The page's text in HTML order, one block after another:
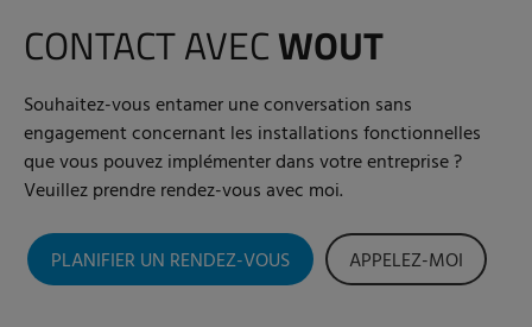
CONTACT AVECWOUT
Souhaitez-vous entamer une conversation sans
engagement concernant les installations fonctionnelles
que vous pouvez implémenter dans votre entreprise ?
Veuillez prendre rendez-vous avec moi.
PLANIFIER UN RENDEZ-VOUS APPELEZ-MOI